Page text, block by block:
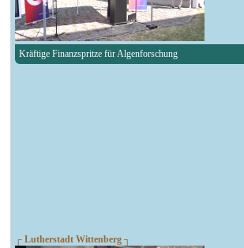
Kräftige Finanzspritze für Algenforschung
┌ Lutherstadt Wittenberg ┐